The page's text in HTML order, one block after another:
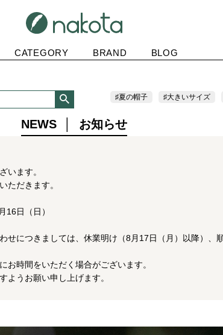
CATEGORY BRAND BLOG
♯夏の帽子 ♯大きいサイズ
NEWS │ お知らせ
います。
ただきます。
16日（日）
せにつきましては、休業明け（8月17日（月）以降）、
お時間をいただく場合がございます。
ようお願い申し上げます。